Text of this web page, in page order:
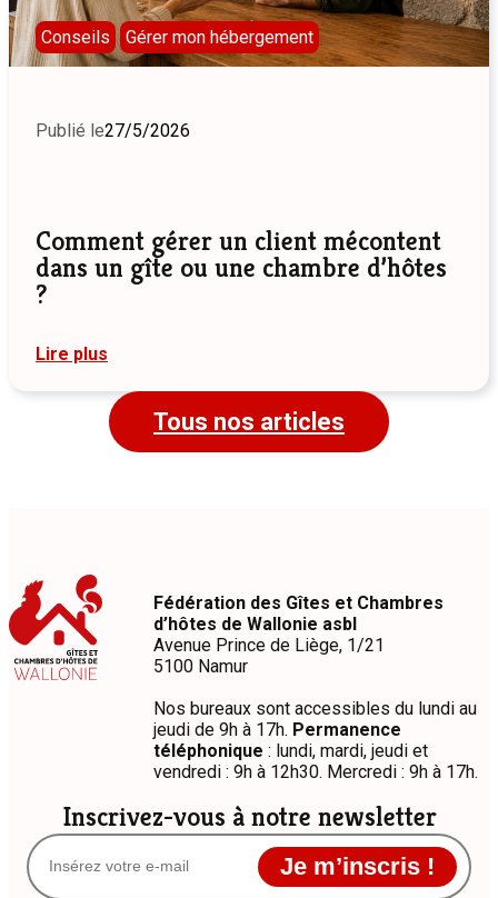
Conseils Gérer mon hébergement
Publié le27/5/2026
Comment gérer un client mécontent
dans un gîte ou une chambre d’hôtes
?
Lire plus
gérer
un
client
mécontent
d’hôtes
Tous nos articles
Inscrivez-vous à notre newsletter
Je m’inscris !
Fédération des Gîtes et Chambres
d’hôtes de Wallonie asbl
Avenue Prince de Liège, 1/21
5100 Namur
Nos bureaux sont accessibles du lundi au
jeudi de 9h à 17h. Permanence
téléphonique : lundi, mardi, jeudi et
vendredi : 9h à 12h30. Mercredi : 9h à 17h.